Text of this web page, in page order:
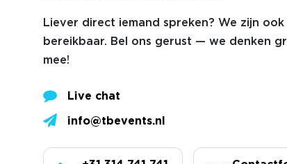
Liever direct iemand spreken? We zijn
bereikbaar. Bel ons gerust — we denken
mee!
Live chat
info@tbevents.nl